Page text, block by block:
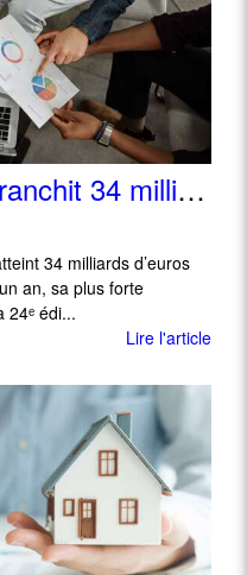
L’épargne solidaire franchit 34 milliards : record de croissance, poids encore minuscule
34 milliards d’euros
an, sa plus forte
24ᵉ édi...
Lire l'article